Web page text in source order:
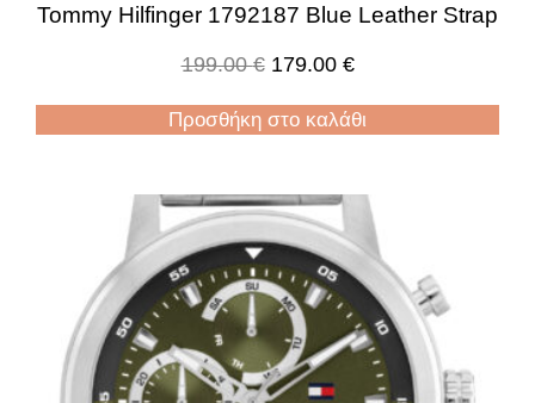
Tommy Hilfinger 1792187 Blue Leather Strap
199.00€ 179.00 €
Προσθήκη στο καλάθι